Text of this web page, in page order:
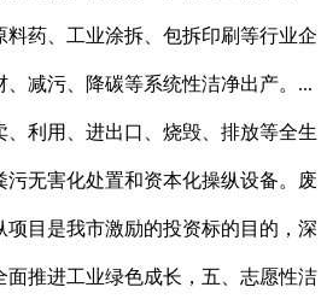
药、工业涂拆、包拆印刷等行业企
减污、降碳等系统性洁净出产。...
、利用、进出口、烧毁、排放等全生
无害化处置和资本化操纵设备。废
目是我市激励的投资标的目的，深
面推进工业绿色成长，五、志愿性洁